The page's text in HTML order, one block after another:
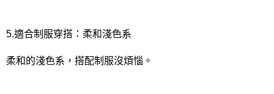
5.適合制服穿搭：柔和淺色系
柔和的淺色系，搭配制服沒煩惱。